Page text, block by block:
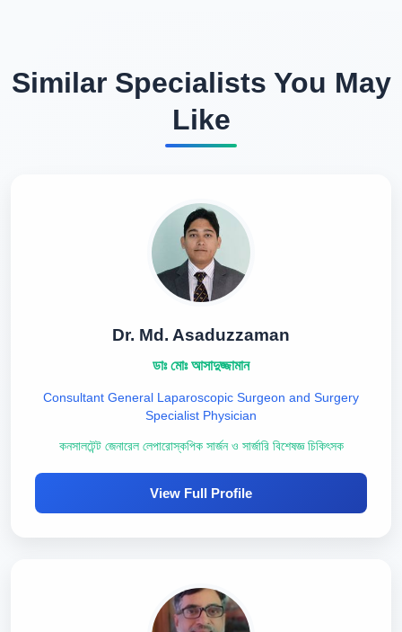
Similar Specialists You May
Like
Dr. Md. Asaduzzaman
ডাঃ মোঃ আসাদুজ্জামান
Consultant General Laparoscopic Surgeon and Surgery
Specialist Physician
কনসালটেন্ট জেনারেল লেপারোস্কপিক সার্জন ও সার্জারি বিশেষজ্ঞ চিকিৎসক
View Full Profile